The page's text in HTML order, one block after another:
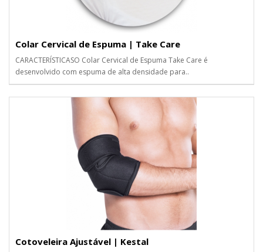
Colar Cervical de Espuma | Take Care
CARACTERÍSTICASO Colar Cervical de Espuma Take Care é
desenvolvido com espuma de alta densidade para..
Cotoveleira Ajustável | Kestal